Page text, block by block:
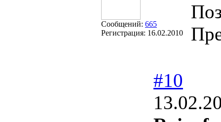
Сообщений: 665
Регистрация: 16.02.2010
#10